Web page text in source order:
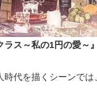
ラス～私の1円の愛～』
時代を描くシーンでは